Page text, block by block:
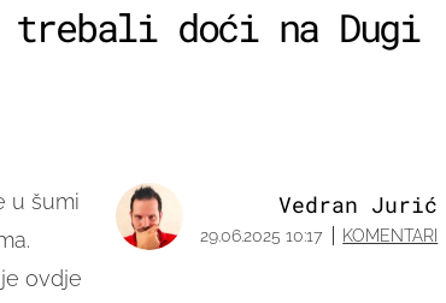
doći na Dugi
u šumi
ovdje
Vedran Jurić
29.06.2025 10:17 KOMENTARI